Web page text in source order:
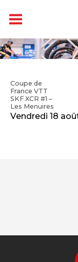
Coupe de
France VTT
SKF XCR #1 –
Les Menuires
Vendredi 18